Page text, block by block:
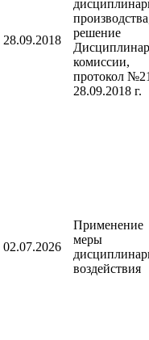
28.09.2018
решение
комиссии,
протокол
28.09.2018 г.
02.07.2026
Применение
меры
воздействия